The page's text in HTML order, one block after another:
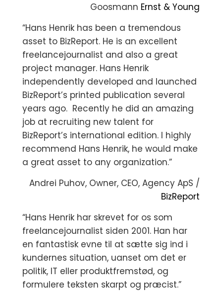
Goosmann Ernst & Young
“Hans Henrik has been a tremendous
asset to BizReport. He is an excellent
freelancejournalist and also a great
project manager. Hans Henrik
independently developed and launched
BizReport’s printed publication several
years ago. Recently he did an amazing
job at recruiting new talent for
BizReport’s international edition. I highly
recommend Hans Henrik, he would make
a great asset to any organization.”
Andrei Puhov, Owner, CEO, Agency ApS /
BizReport
“Hans Henrik har skrevet for os som
freelancejournalist siden 2001. Han har
en fantastisk evne til at sætte sig ind i
kundernes situation, uanset om det er
politik, IT eller produktfremstød, og
formulere teksten skarpt og præcist.”